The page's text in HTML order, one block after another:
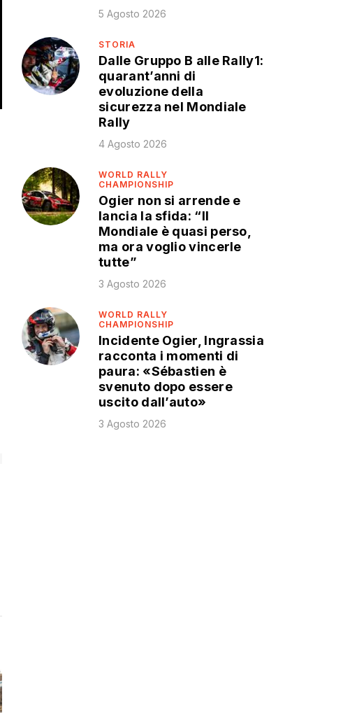
5 Agosto 2026
STORIA
Dalle Gruppo B alle Rally1:
quarant’anni di
evoluzione della
sicurezza nel Mondiale
Rally
4 Agosto 2026
WORLD RALLY
CHAMPIONSHIP
Ogier non si arrende e
lancia la sfida: “Il
Mondiale è quasi perso,
ma ora voglio vincerle
tutte”
3 Agosto 2026
WORLD RALLY
CHAMPIONSHIP
Incidente Ogier, Ingrassia
racconta i momenti di
paura: «Sébastien è
svenuto dopo essere
uscito dall’auto»
3 Agosto 2026